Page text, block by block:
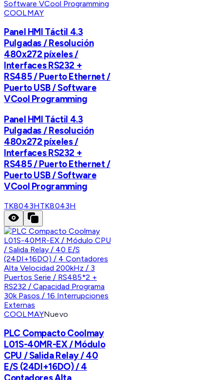
COOLMAY
Panel HMI Táctil 4.3
Pulgadas / Resolución
480x272 píxeles /
Interfaces RS232 +
RS485 / Puerto Ethernet /
Puerto USB / Software
VCool Programming
Panel HMI Táctil 4.3
Pulgadas / Resolución
480x272 píxeles /
Interfaces RS232 +
RS485 / Puerto Ethernet /
Puerto USB / Software
VCool Programming
TK8043HTK8043H
COOLMAYNuevo
PLC Compacto Coolmay
L01S-40MR-EX / Módulo
CPU / Salida Relay / 40
E/S (24DI+16DO) / 4